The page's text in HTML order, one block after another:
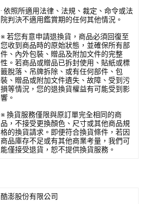
· 依照所適用法律、法規、裁定、命令或法
院判決不適用鑑賞期的任何其他情況。
※ 若您有意申請退換貨，商品必須回復至
您收到商品時的原始狀態，並確保所有部
件、內外包裝、贈品及附加文件的完整
性。若商品或贈品已拆封使用、貼紙或標
籤脫落、吊牌拆除、或有任何部件、包
裝、贈品或附加文件遺失、故障、受到污
損等情況，您的退換貨權益有可能受到影
響。
※ 換貨服務僅限與原訂單完全相同的商
品，不接受更換顏色、尺寸或其他商品規
格的換貨請求。即便符合換貨條件，若因
商品庫存不足或有其他商業考量，我們可
能僅接受退貨，恕不提供換貨服務。
酷澎股份有限公司